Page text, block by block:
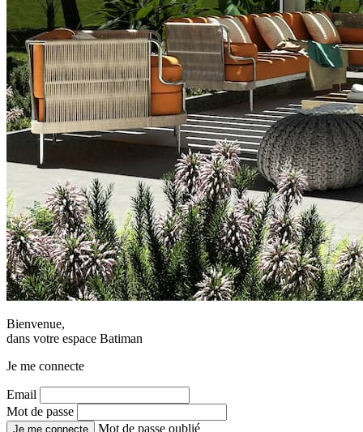
Bienvenue,
dans votre espace Batiman
Je me connecte
Email
Mot de passe
Je me connecte Mot de passe oublié